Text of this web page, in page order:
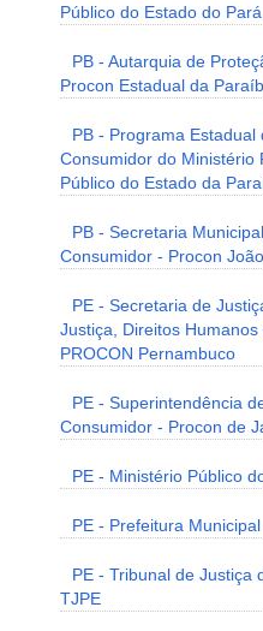
Público do Estado do Pará
PB - Autarquia de
Procon Estadual da
PB - Programa
Consumidor do Ministério
Público do Estado da
PB - Secretaria
Consumidor - Procon
PE - Secretaria de
Justiça, Direitos
PROCON Pernambuco
PE - Superintendência
Consumidor - Procon de
PE - Ministério Público
PE - Prefeitura
PE - Tribunal de Justiça
TJPE